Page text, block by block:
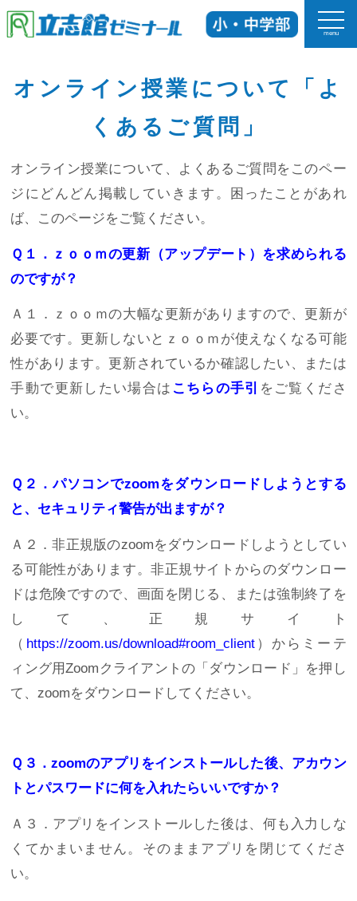
menu
ホーム
立志館の特長
科目
入塾までの流れ
校舎紹介
よくあるご質問
お知らせ
オンライン授業について「よ
くあるご質問」
オンライン授業について、よくあるご質問をこのペー
ジにどんどん掲載していきます。困ったことがあれ
ば、このページをご覧ください。
Ｑ１．ｚｏｏｍの更新（アップデート）を求められる
のですが？
Ａ１．ｚｏｏｍの大幅な更新がありますので、更新が
必要です。更新しないとｚｏｏｍが使えなくなる可能
性があります。更新されているか確認したい、または
手動で更新したい場合は こちらの手引 をご覧くださ
い。
Ｑ２．パソコンでzoomをダウンロードしようとする
と、セキュリティ警告が出ますが？
Ａ２．非正規版のzoomをダウンロードしようとしてい
る可能性があります。非正規サイトからのダウンロー
ドは危険ですので、画面を閉じる、または強制終了を
して、正規サイト
（ https://zoom.us/download#room_client）からミーテ
ィング用Zoomクライアントの「ダウンロード」を押し
て、zoomをダウンロードしてください。
Ｑ３．zoomのアプリをインストールした後、アカウン
トとパスワードに何を入れたらいいですか？
Ａ３．アプリをインストールした後は、何も入力しな
くてかまいません。そのままアプリを閉じてくださ
い。